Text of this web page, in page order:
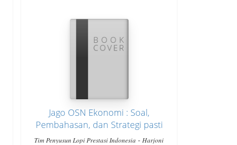
Jago OSN Ekonomi : Soal,
Pembahasan, dan Strategi pasti
bisa cara cepat paham dan
Tim Penyusun Lopi Prestasi Indonesia - Harjoni